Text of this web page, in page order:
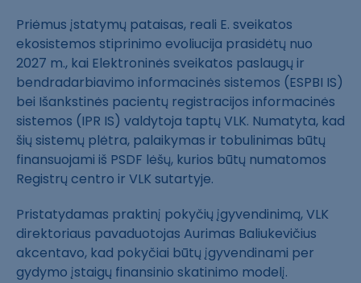
Priėmus įstatymų pataisas, reali E. sveikatos
ekosistemos stiprinimo evoliucija prasidėtų nuo
2027 m., kai Elektroninės sveikatos paslaugų ir
bendradarbiavimo informacinės sistemos (ESPBI IS)
bei Išankstinės pacientų registracijos informacinės
sistemos (IPR IS) valdytoja taptų VLK. Numatyta, kad
šių sistemų plėtra, palaikymas ir tobulinimas būtų
finansuojami iš PSDF lėšų, kurios būtų numatomos
Registrų centro ir VLK sutartyje.
Pristatydamas praktinį pokyčių įgyvendinimą, VLK
direktoriaus pavaduotojas Aurimas Baliukevičius
akcentavo, kad pokyčiai būtų įgyvendinami per
gydymo įstaigų finansinio skatinimo modelį.